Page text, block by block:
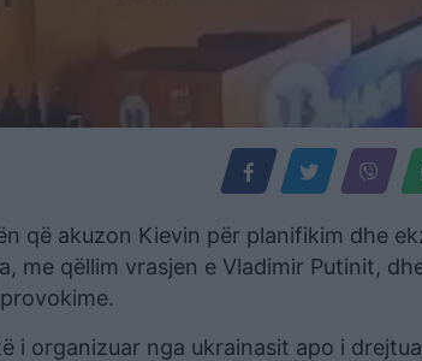
që akuzon Kievin për planifikim dhe
me qëllim vrasjen e Vladimir Putinit,
i organizuar nga ukrainasit apo i